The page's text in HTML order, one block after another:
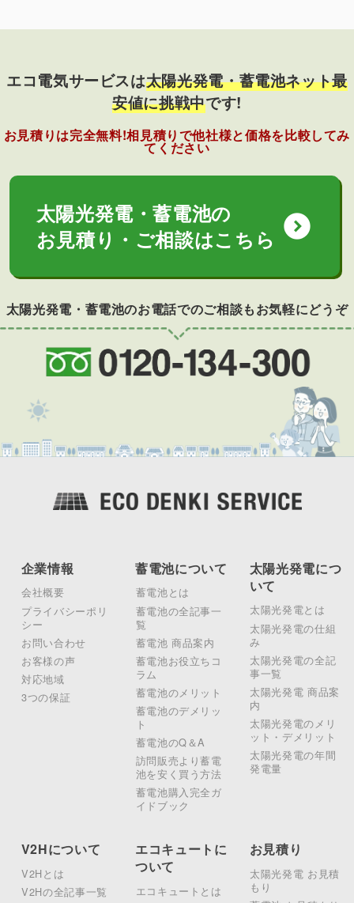
エコ電気サービスは太陽光発電・蓄電池ネット最
安値に挑戦中です!
お見積りは完全無料!相見積りで他社様と価格を比較してみ
てください
太陽光発電・蓄電池の
お見積り・ご相談はこちら expand_circle_down
太陽光発電・蓄電池のお電話でのご相談もお気軽にどうぞ
企業情報
会社概要
プライバシーポリ
シー
お問い合わせ
お客様の声
対応地域
3つの保証
蓄電池について
蓄電池とは
蓄電池の全記事一
覧
蓄電池 商品案内
蓄電池お役立ちコ
ラム
蓄電池のメリット
蓄電池のデメリッ
ト
蓄電池のQ＆A
訪問販売より蓄電
池を安く買う方法
蓄電池購入完全ガ
イドブック
太陽光発電につ
いて
太陽光発電とは
太陽光発電の仕組
み
太陽光発電の全記
事一覧
太陽光発電 商品案
内
太陽光発電のメリ
ット・デメリット
太陽光発電の年間
発電量
V2Hについて
V2Hとは
V2Hの全記事一覧
エコキュートに
ついて
エコキュートとは
お見積り
太陽光発電 お見積
もり